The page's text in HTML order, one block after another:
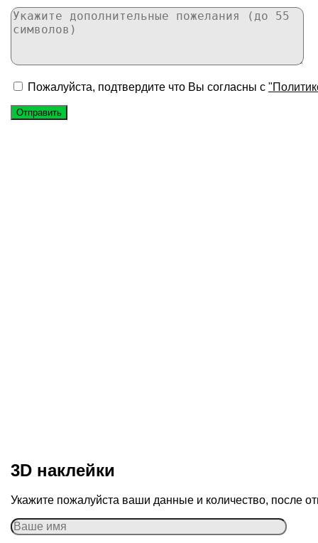
Пожалуйста, подтвердите что Вы согласны с
3D наклейки
Укажите пожалуйста ваши данные и количество, после